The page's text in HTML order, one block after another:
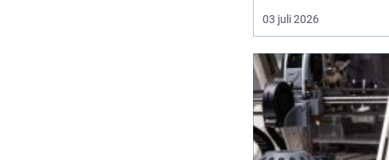
behandlingsmetod som
stödjer kroppens egen
ligger på balans, lugn
och ökad närvaro
snarare än snabba
mirakel. Många som
provar upplever ...
03 juli 2026